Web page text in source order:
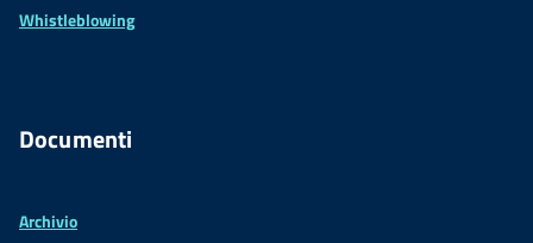
Whistleblowing
Documenti
Archivio